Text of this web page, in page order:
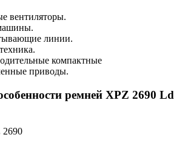
вентиляторы.
линии.
компактные
приводы.
ремней XPZ 2690 Ld